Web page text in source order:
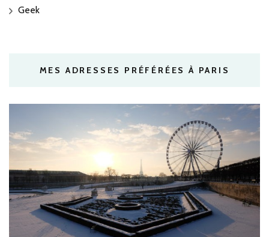
Geek
MES ADRESSES PRÉFÉRÉES À PARIS